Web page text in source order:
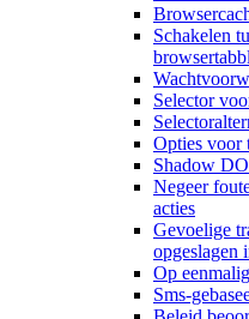
Schakelen
Selector
Opties voor
Shadow
Negeer
acties
Gevoelige
opgeslagen
Op
Sms-